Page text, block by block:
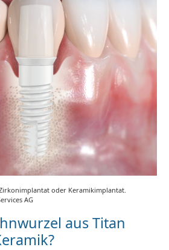
oder Keramikimplantat.
AG
aus Titan